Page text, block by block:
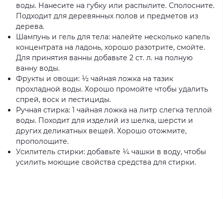
воды. Нанесите на губку или распылите. Сполосните.
Подходит для деревянных полов и предметов из
дерева.
Шампунь и гель для тела: налейте несколько капель
концентрата на ладонь, хорошо разотрите, смойте.
Для принятия ванны добавьте 2 ст. л. на полную
ванну воды.
Фрукты и овощи: ½ чайная ложка на тазик
прохладной воды. Хорошо промойте чтобы удалить
спрей, воск и пестициды.
Ручная стирка: 1 чайная ложка на литр слегка теплой
воды. Походит для изделий из шелка, шерсти и
других деликатных вещей. Хорошо отожмите,
прополощите.
Усилитель стирки: добавьте ¼ чашки в воду, чтобы
усилить моющие свойства средства для стирки.